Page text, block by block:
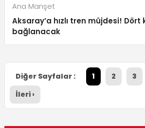
Ana Manşet
Aksaray’a hızlı tren müjdesi!
bağlanacak
Diğer Sayfalar : 1 2 3
İleri ›